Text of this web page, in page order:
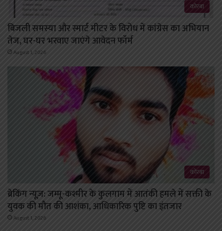
कोरबा
बिजली समस्या और स्मार्ट मीटर के विरोध में कांग्रेस का अभियान
तेज, घर-घर भरवाए जाएंगे आवेदन फॉर्म
August 1, 2026
कोरबा
ब्रेकिंग न्यूज़: जम्मू-कश्मीर के कुलगाम में आतंकी हमले में सक्ती के
युवक की मौत की आशंका, आधिकारिक पुष्टि का इंतजार
August 1, 2026